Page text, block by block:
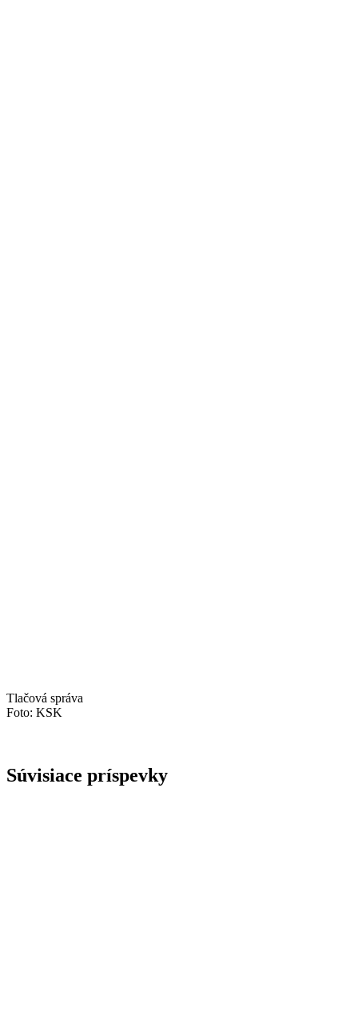
Tlačová správa
Foto: KSK
Súvisiace príspevky